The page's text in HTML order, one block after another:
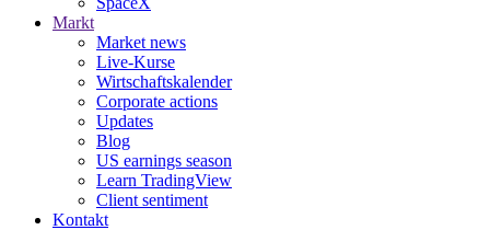
Markt
Market news
Live-Kurse
Wirtschaftskalender
Corporate actions
Updates
Blog
US earnings season
Learn TradingView
Client sentiment
Kontakt